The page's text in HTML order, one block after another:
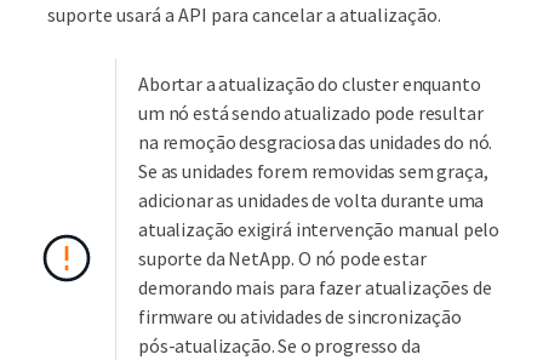
suporte usará a API para cancelar a atualização.
Abortar a atualização do cluster enquanto
um nó está sendo atualizado pode resultar
na remoção desgraciosa das unidades do nó.
Se as unidades forem removidas sem graça,
adicionar as unidades de volta durante uma
atualização exigirá intervenção manual pelo
suporte da NetApp. O nó pode estar
demorando mais para fazer atualizações de
firmware ou atividades de sincronização
pós-atualização. Se o progresso da